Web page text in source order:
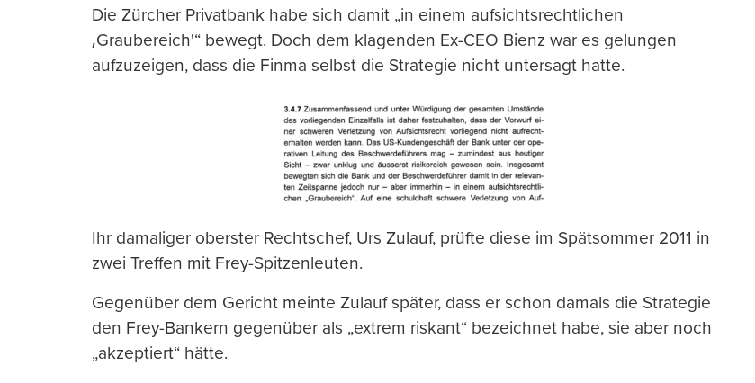
Die Zürcher Privatbank habe sich damit „in einem aufsichtsrechtlichen
‚Graubereich'“ bewegt. Doch dem klagenden Ex-CEO Bienz war es gelungen
aufzuzeigen, dass die Finma selbst die Strategie nicht untersagt hatte.
Ihr damaliger oberster Rechtschef, Urs Zulauf, prüfte diese im Spätsommer 2011 in
zwei Treffen mit Frey-Spitzenleuten.
Gegenüber dem Gericht meinte Zulauf später, dass er schon damals die Strategie
den Frey-Bankern gegenüber als „extrem riskant“ bezeichnet habe, sie aber noch
„akzeptiert“ hätte.